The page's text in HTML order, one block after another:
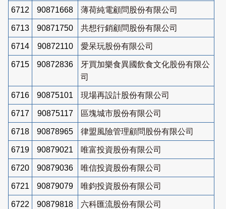
6712 90871668 薄荷純電顧問股份有限公司
6713 90871750 共想行銷顧問股份有限公司
6714 90872110 愛呆玩股份有限公司
6715 90872836
牙買加樂食異國飲食文化股份有限公
司
6716 90875101 現場再設計股份有限公司
6717 90875117 區塊城市股份有限公司
6718 90878965 律盟風險管理顧問股份有限公司
6719 90879021 唯富投資股份有限公司
6720 90879036 唯信投資股份有限公司
6721 90879079 唯鈞投資股份有限公司
6722 90879818 六科匯流股份有限公司